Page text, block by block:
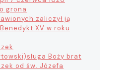
grona
zaliczył ją
XV w roku
sługa Boży brat
od św. Józefa